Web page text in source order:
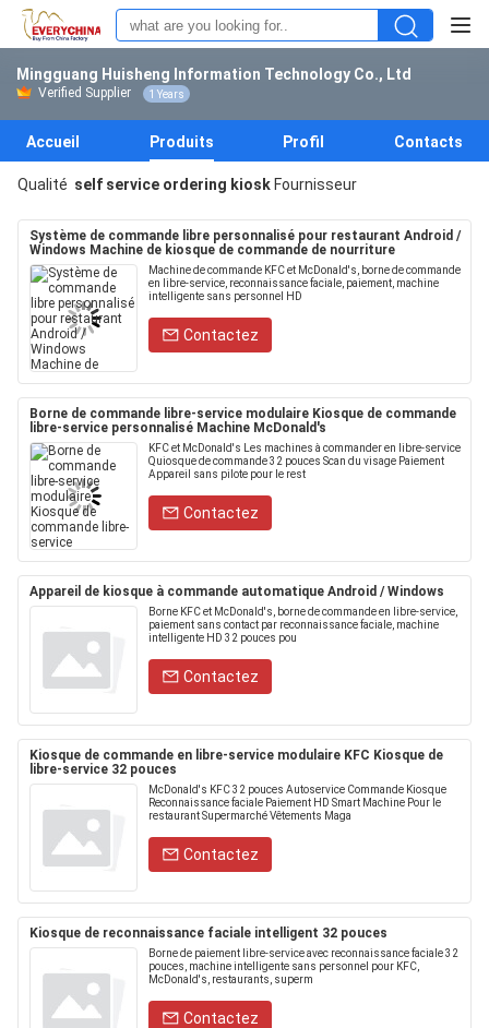
Mingguang Huisheng Information Technology Co., Ltd
Verified Supplier 1 Years
Accueil Produits Profil Contacts
Qualité self service ordering kiosk Fournisseur
Système de commande libre personnalisé pour restaurant Android /
Windows Machine de kiosque de commande de nourriture
Machine de commande KFC et McDonald's, borne de commande
en libre-service, reconnaissance faciale, paiement, machine
intelligente sans personnel HD
Contactez
Borne de commande libre-service modulaire Kiosque de commande
libre-service personnalisé Machine McDonald's
KFC et McDonald's Les machines à commander en libre-service
Quiosque de commande 32 pouces Scan du visage Paiement
Appareil sans pilote pour le rest
Contactez
Appareil de kiosque à commande automatique Android / Windows
Borne KFC et McDonald's, borne de commande en libre-service,
paiement sans contact par reconnaissance faciale, machine
intelligente HD 32 pouces pou
Contactez
Kiosque de commande en libre-service modulaire KFC Kiosque de
libre-service 32 pouces
McDonald's KFC 32 pouces Autoservice Commande Kiosque
Reconnaissance faciale Paiement HD Smart Machine Pour le
restaurant Supermarché Vêtements Maga
Contactez
Kiosque de reconnaissance faciale intelligent 32 pouces
Borne de paiement libre-service avec reconnaissance faciale 32
pouces, machine intelligente sans personnel pour KFC,
McDonald's, restaurants, superm
Contactez